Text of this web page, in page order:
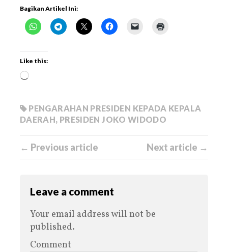
Bagikan Artikel Ini:
Like this:
PENGARAHAN PRESIDEN KEPADA KEPALA
DAERAH, PRESIDEN JOKO WIDODO
← Previous article Next article →
Leave a comment
Your email address will not be
published.
Comment